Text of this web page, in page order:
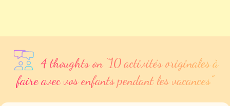
4 thoughts on “10 activités originales à
faire avec vos enfants pendant les vacances”